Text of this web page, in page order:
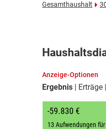
Gesamthaushalt
Anzeige-Optionen
Ergebnis Erträge
-59.830 €
13 Aufwendungen